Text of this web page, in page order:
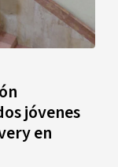
jóvenes
en